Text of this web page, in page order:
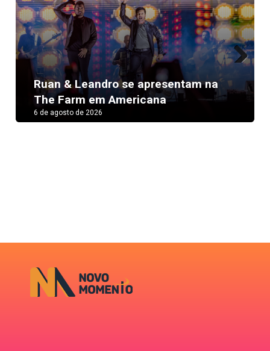
Ruan & Leandro se apresentam na
The Farm em Americana
6 de agosto de 2026
Next